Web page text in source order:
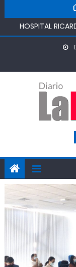
HOSPITAL
SEMANA
PROMOVIENDO
IMPULSA AGUA
FORTALECERA
COMUNIDAD
MINISTRO DE
REGIONES
PASO
SIGUEN LOS
RANCAGUA:
CLAUSURADO
FUNCIONAMIENTO